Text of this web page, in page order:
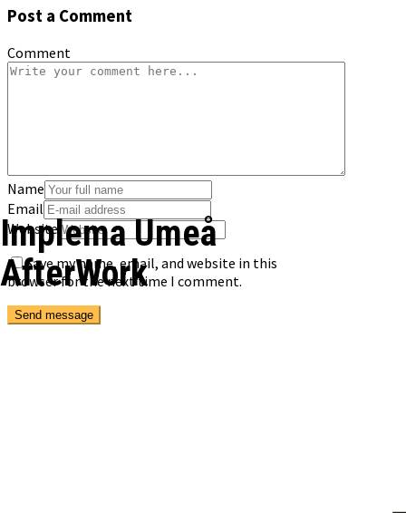
Implema Umeå
AfterWork
Post a Comment
Comment
Name
Email
Website
Save my name, email, and website in this
browser for the next time I comment.